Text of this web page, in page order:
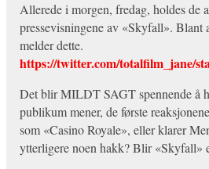
Allerede i morgen, fredag, holdes de
pressevisningene av «Skyfall». Blant
melder dette.
https://twitter.com/totalfilm_jane/
Det blir MILDT SAGT spennende å
publikum mener, de første
som «Casino Royale», eller klarer
ytterligere noen hakk? Blir «Skyfall»